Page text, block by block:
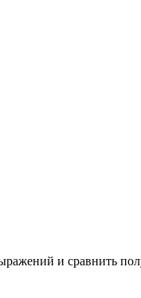
и сравнить